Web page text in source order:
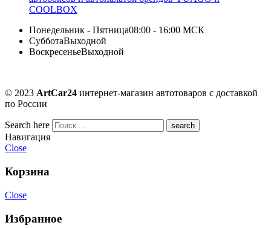
COOLBOX
Понедельник - Пятница08:00 - 16:00 МСК
СубботаВыходной
ВоскресеньеВыходной
© 2023 ArtCar24 интернет-магазин автотоваров с доставкой
по России
Search here
Навигация
Close
Корзина
Close
Избранное